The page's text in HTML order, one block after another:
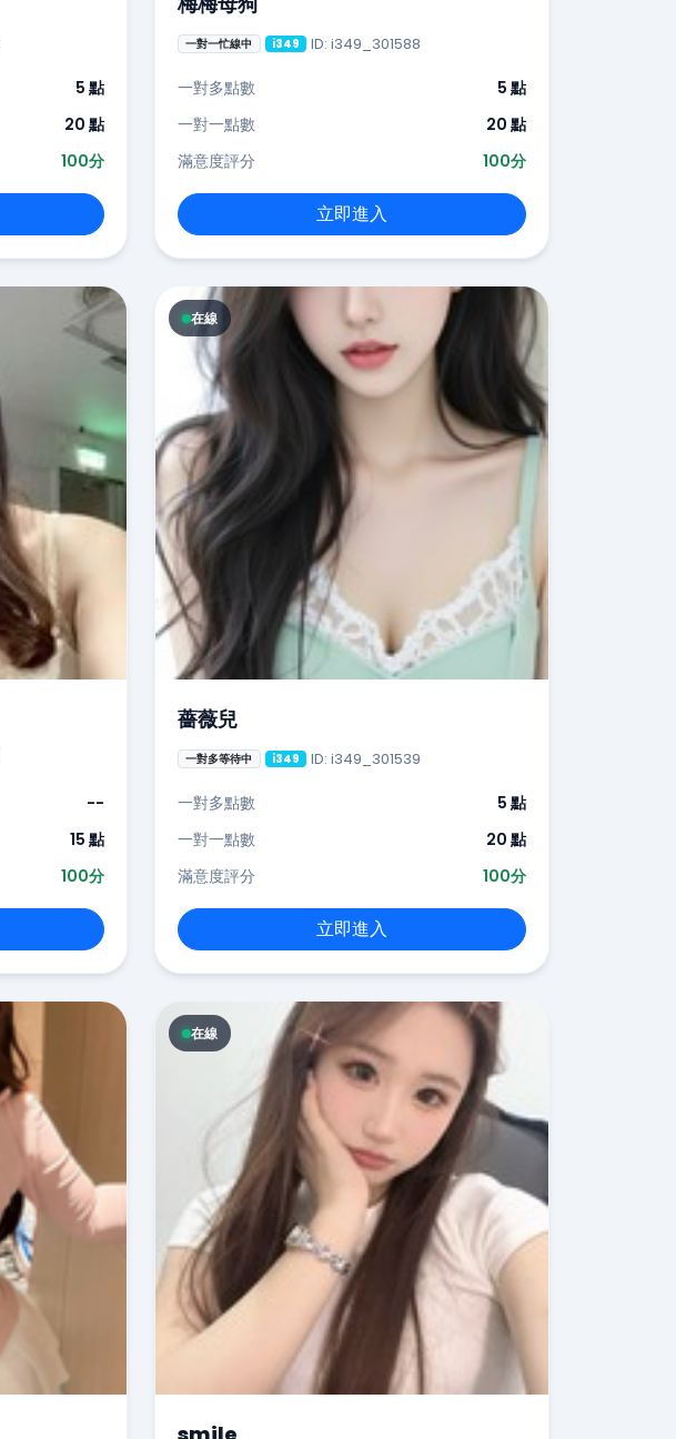
5 點
20 點
100分
一對一忙線中 i349 ID: i349_301588
一對多點數
5 點
一對一點數
20 點
滿意度評分
100分
立即進入
--
15 點
100分
在線
薔薇兒
一對多等待中 i349 ID: i349_301539
一對多點數
5 點
一對一點數
20 點
滿意度評分
100分
立即進入
在線